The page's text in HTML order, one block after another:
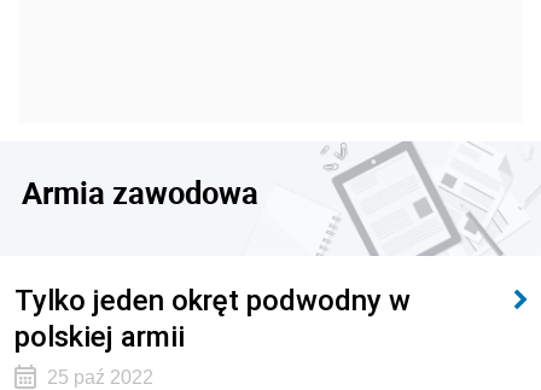
Armia zawodowa
Tylko jeden okręt podwodny w
polskiej armii
25 paź 2022